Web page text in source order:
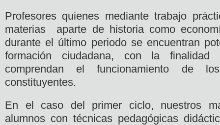
Profesores quienes mediante trabajo
materias aparte de historia como
durante el último periodo se encuentran
formación ciudadana, con la
comprendan el funcionamiento de
constituyentes.
En el caso del primer ciclo, nuestros
alumnos con técnicas pedagógicas